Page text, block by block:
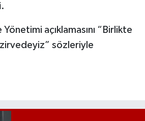
açıklamasını “Birlikte
sözleriyle